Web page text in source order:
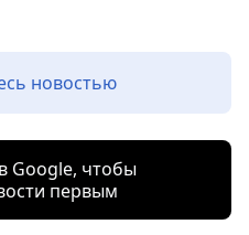
новостью
Google, чтобы
первым